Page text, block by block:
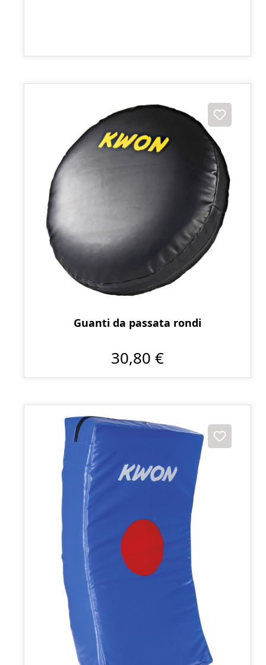
Guanti da passata rondi
30,80 €